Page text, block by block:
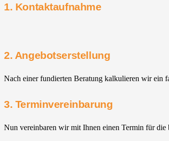
1. Kontaktaufnahme
2. Angebotserstellung
Nach einer fundierten Beratung kalkulieren wir ein
3. Terminvereinbarung
Nun vereinbaren wir mit Ihnen einen Termin für die